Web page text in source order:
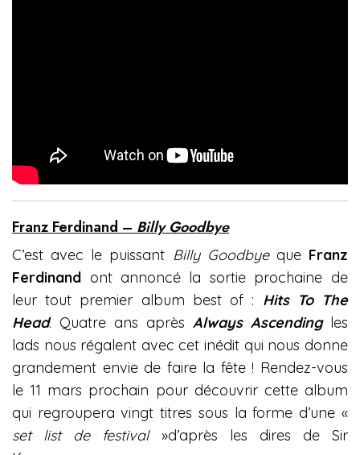
Franz Ferdinand – Billy Goodbye
C’est avec le puissant Billy Goodbye que Franz
Ferdinand ont annoncé la sortie prochaine de
leur tout premier album best of : Hits To The
Head. Quatre ans après Always Ascending les
lads nous régalent avec cet inédit qui nous donne
grandement envie de faire la fête ! Rendez-vous
le 11 mars prochain pour découvrir cette album
qui regroupera vingt titres sous la forme d’une «
set list de festival »d’après les dires de Sir